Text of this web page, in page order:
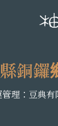
銅鑼
管理：豆典